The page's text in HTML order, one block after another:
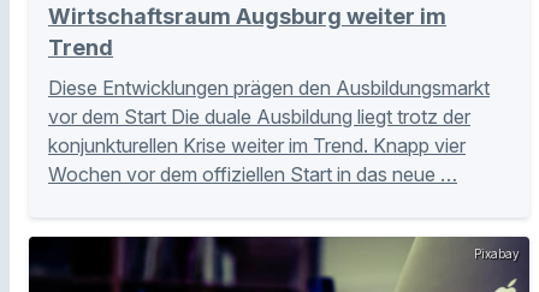
Wirtschaftsraum Augsburg weiter im
Trend
Diese Entwicklungen prägen den Ausbildungsmarkt
vor dem Start Die duale Ausbildung liegt trotz der
konjunkturellen Krise weiter im Trend. Knapp vier
Wochen vor dem offiziellen Start in das neue …
Pixabay